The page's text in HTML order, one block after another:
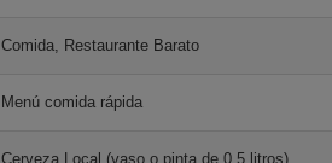
Comida, Restaurante Barato
Menú comida rápida
Cerveza Local (vaso o pinta de 0.5 litros)